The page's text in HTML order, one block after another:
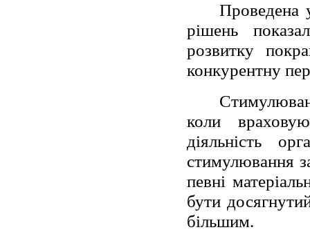
Проведена
рішень
розвитку
конкурентну
коли
діяльність
стимулювання
певні
бути
більшим.